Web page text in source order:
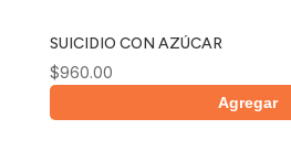
SUICIDIO CON AZÚCAR
$960.00
Agregar